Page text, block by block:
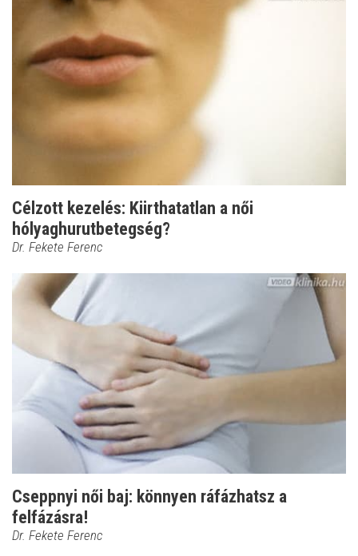
Célzott kezelés: Kiirthatatlan a női
hólyaghurutbetegség?
Dr. Fekete Ferenc
Cseppnyi női baj: könnyen ráfázhatsz a
felfázásra!
Dr. Fekete Ferenc